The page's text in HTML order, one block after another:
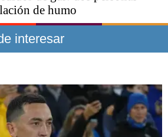
de humo
interesar